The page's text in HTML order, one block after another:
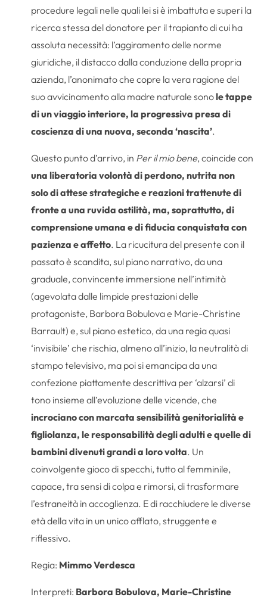
procedure legali nelle quali lei si è imbattuta e superi la
ricerca stessa del donatore per il trapianto di cui ha
assoluta necessità: l’aggiramento delle norme
giuridiche, il distacco dalla conduzione della propria
azienda, l’anonimato che copre la vera ragione del
suo avvicinamento alla madre naturale sonole tappe
di un viaggio interiore, la progressiva presa di
coscienza di una nuova, seconda ‘nascita’.
Questo punto d’arrivo, in Per il mio bene, coincide con
una liberatoria volontà di perdono, nutrita non
solo di attese strategiche e reazioni trattenute di
fronte a una ruvida ostilità, ma, soprattutto, di
comprensione umana e di fiducia conquistata con
pazienza e affetto. La ricucitura del presente con il
passato è scandita, sul piano narrativo, da una
graduale, convincente immersione nell’intimità
(agevolata dalle limpide prestazioni delle
protagoniste, Barbora Bobulova e Marie-Christine
Barrault) e, sul piano estetico, da una regia quasi
‘invisibile’ che rischia, almeno all’inizio, la neutralità di
stampo televisivo, ma poi si emancipa da una
confezione piattamente descrittiva per ‘alzarsi’ di
tono insieme all’evoluzione delle vicende, che
incrociano con marcata sensibilità genitorialità e
figliolanza, le responsabilità degli adulti e quelle di
bambini divenuti grandi a loro volta. Un
coinvolgente gioco di specchi, tutto al femminile,
capace, tra sensi di colpa e rimorsi, di trasformare
l’estraneità in accoglienza. E di racchiudere le diverse
età della vita in un unico afflato, struggente e
riflessivo.
Regia: Mimmo Verdesca
Interpreti: Barbora Bobulova, Marie-Christine